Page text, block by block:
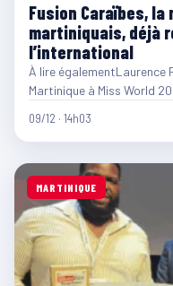
Fusion Caraïbes,
martiniquais, déjà
l’international
À lire égalementLaurence
Martinique à Miss World
09/12 · 14h03
MARTINIQUE